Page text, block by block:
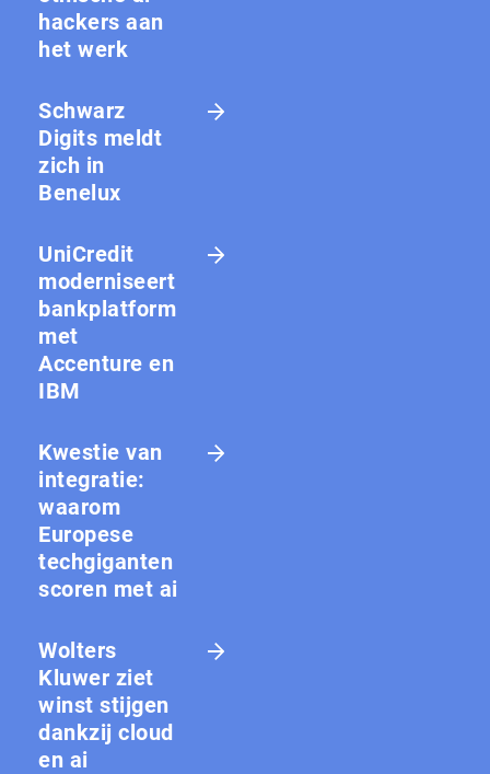
hackers aan
het werk
Schwarz
Digits meldt
zich in
Benelux
UniCredit
moderniseert
bankplatform
met
Accenture en
IBM
Kwestie van
integratie:
waarom
Europese
techgiganten
scoren met ai
Wolters
Kluwer ziet
winst stijgen
dankzij cloud
en ai